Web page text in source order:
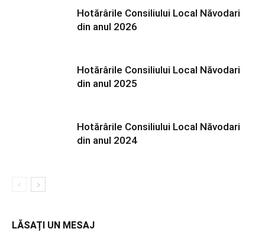
Hotărârile Consiliului Local Năvodari
din anul 2026
Hotărârile Consiliului Local Năvodari
din anul 2025
Hotărârile Consiliului Local Năvodari
din anul 2024
LĂSAȚI UN MESAJ